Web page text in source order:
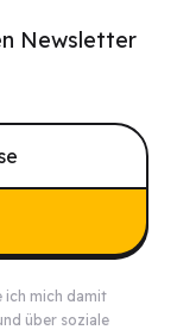
Newsletter
ich mich damit
über soziale